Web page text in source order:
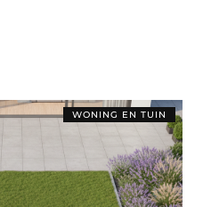
WONING EN TUIN